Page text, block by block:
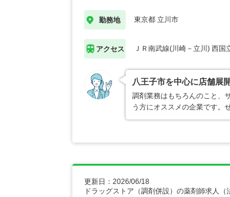
勤務地 東京都 立川市
アクセス ＪＲ南武線(川崎－立川) 西国
八王子市を中心に店舗展
調剤業務はもちろんのこと、
う方にオススメの企業です。
更新日：2026/06/18
ドラッグストア（調剤併設）の薬剤師求人